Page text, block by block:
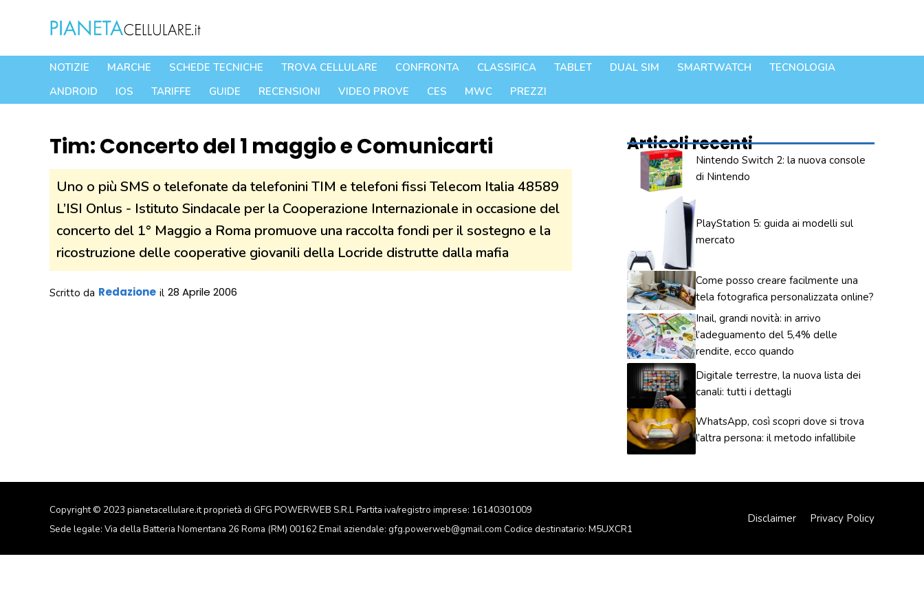
contenuto
NOTIZIE MARCHE SCHEDE TECNICHE TROVA CELLULARE CONFRONTA CLASSIFICA TABLET DUAL SIM SMARTWATCH
TECNOLOGIA
ANDROID
IOS TARIFFE GUIDE RECENSIONI VIDEO PROVE CES MWC PREZZI
Tim: Concerto del 1 maggio e Comunicarti
Uno o più SMS o telefonate da telefonini TIM e telefoni fissi Telecom Italia 48589
L’ISI Onlus - Istituto Sindacale per la Cooperazione Internazionale in occasione del
concerto del 1° Maggio a Roma promuove una raccolta fondi per il sostegno e la
ricostruzione delle cooperative giovanili della Locride distrutte dalla mafia
Scritto da Redazione il 28 Aprile 2006
Articoli recenti
Nintendo Switch 2: la nuova console
di Nintendo
PlayStation 5: guida ai modelli sul
mercato
Come posso creare facilmente una
tela fotografica personalizzata online?
Inail, grandi novità: in arrivo
l’adeguamento del 5,4% delle
rendite, ecco quando
Digitale terrestre, la nuova lista dei
canali: tutti i dettagli
WhatsApp, così scopri dove si trova
l’altra persona: il metodo infallibile
Copyright © 2023 pianetacellulare.it proprietà di GFG POWERWEB S.R.L Partita iva/registro imprese: 16140301009
Sede legale: Via della Batteria Nomentana 26 Roma (RM) 00162 Email aziendale: gfg.powerweb@gmail.com Codice destinatario: M5UXCR1
Disclaimer Privacy Policy